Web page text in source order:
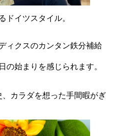
ドイツスタイル。
ィクスのカンタン鉄分補給
の始まりを感じられます。
カラダを想った手間暇がぎ